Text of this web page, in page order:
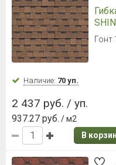
Гонт
Наличие: 70 уп.
2 437 руб. / уп.
937.27 руб. / м2
В